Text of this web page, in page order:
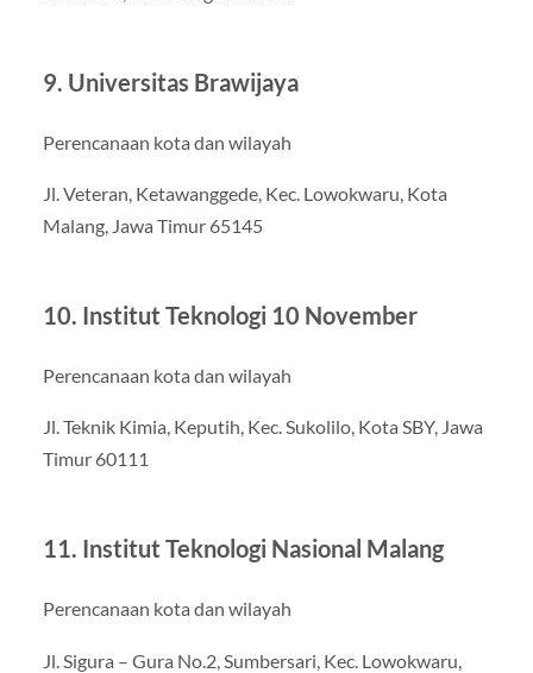
9. Universitas Brawijaya
Perencanaan kota dan wilayah
Jl. Veteran, Ketawanggede, Kec. Lowokwaru, Kota
Malang, Jawa Timur 65145
10. Institut Teknologi 10 November
Perencanaan kota dan wilayah
Jl. Teknik Kimia, Keputih, Kec. Sukolilo, Kota SBY, Jawa
Timur 60111
11. Institut Teknologi Nasional Malang
Perencanaan kota dan wilayah
Jl. Sigura – Gura No.2, Sumbersari, Kec. Lowokwaru,